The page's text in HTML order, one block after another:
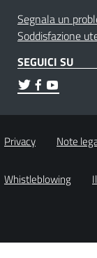
Segnala un
Soddisfazione
SEGUICI SU
Privacy Note
Whistleblowing